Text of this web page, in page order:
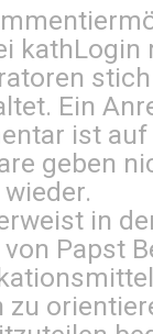
kathLogin
Ein
ist
geben
in
Papst
zu